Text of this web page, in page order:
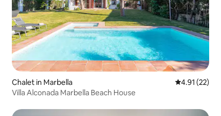
Chalet in Marbella 4.91 out of 5
4.91 (22)
Villa Alconada Marbella Beach House